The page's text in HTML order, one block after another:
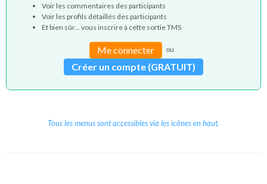
Voir les commentaires des participants
Voir les profils détaillés des participants
Et bien sûr... vous inscrire à cette sortie TMS
Me connecter ou
Créer un compte (GRATUIT)
Tous les menus sont accessibles via les icônes en haut.